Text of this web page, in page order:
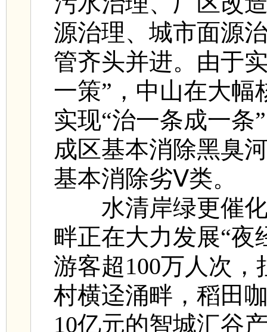
源治理、城市面源
管齐头并进。由于
一策”，中山在大幅
实现“治一条成一条
成区基本消除黑臭
基本消除劣Ⅴ类。
水清岸绿更催
畔正在大力发展“夜
游客超100万人次，
村横迳涌畔，稻田
10亿元的智城汇谷